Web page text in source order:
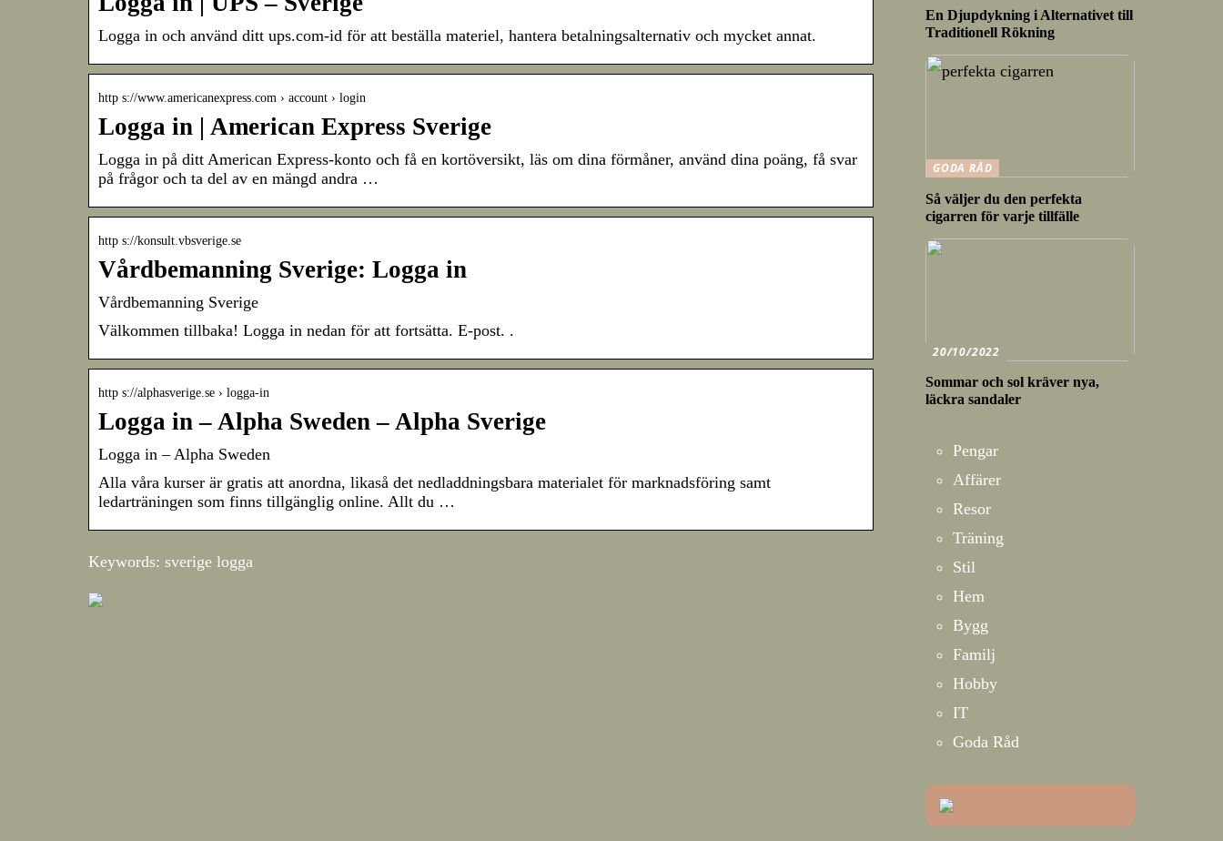
Logga in och använd ditt ups.com-id för att beställa materiel, hantera betalningsalternativ och mycket annat.
http s://www.americanexpress.com › account › login
Logga in | American Express Sverige
Logga in på ditt American Express-konto och få en kortöversikt, läs om dina förmåner, använd dina poäng, få svar
på frågor och ta del av en mängd andra …
http s://konsult.vbsverige.se
Vårdbemanning Sverige: Logga in
Vårdbemanning Sverige
Välkommen tillbaka! Logga in nedan för att fortsätta. E-post. ​.
http s://alphasverige.se › logga-in
Logga in – Alpha Sweden – Alpha Sverige
Logga in – Alpha Sweden
Alla våra kurser är gratis att anordna, likaså det nedladdningsbara materialet för marknadsföring samt
ledarträningen som finns tillgänglig online. Allt du …
Keywords: sverige logga
En Djupdykning i Alternativet till
Traditionell Rökning
GODA RÅD
Så väljer du den perfekta
cigarren för varje tillfälle
20/10/2022
Sommar och sol kräver nya,
läckra sandaler
Pengar
Affärer
Resor
Träning
Stil
Hem
Bygg
Familj
Hobby
IT
Goda Råd